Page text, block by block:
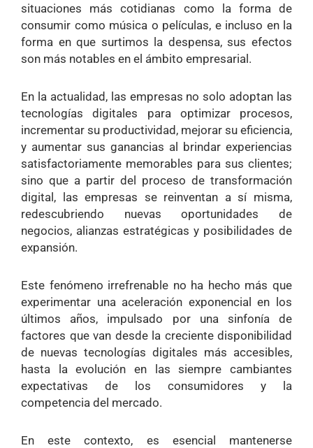
situaciones más cotidianas como la forma de
consumir como música o películas, e incluso en la
forma en que surtimos la despensa, sus efectos
son más notables en el ámbito empresarial.
En la actualidad, las empresas no solo adoptan las
tecnologías digitales para optimizar procesos,
incrementar su productividad, mejorar su eficiencia,
y aumentar sus ganancias al brindar experiencias
satisfactoriamente memorables para sus clientes;
sino que a partir del proceso de transformación
digital, las empresas se reinventan a sí misma,
redescubriendo nuevas oportunidades de
negocios, alianzas estratégicas y posibilidades de
expansión.
Este fenómeno irrefrenable no ha hecho más que
experimentar una aceleración exponencial en los
últimos años, impulsado por una sinfonía de
factores que van desde la creciente disponibilidad
de nuevas tecnologías digitales más accesibles,
hasta la evolución en las siempre cambiantes
expectativas de los consumidores y la
competencia del mercado.
En este contexto, es esencial mantenerse